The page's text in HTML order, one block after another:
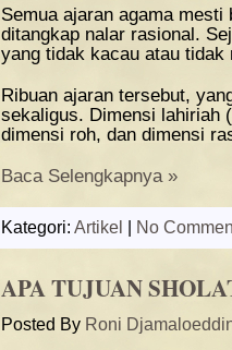
Semua ajaran agama
ditangkap nalar rasional.
yang tidak kacau atau tidak
Ribuan ajaran tersebut,
sekaligus. Dimensi lahiriah
dimensi roh, dan dimensi
Baca Selengkapnya »
Kategori: Artikel No
APA TUJUAN
Posted By Roni